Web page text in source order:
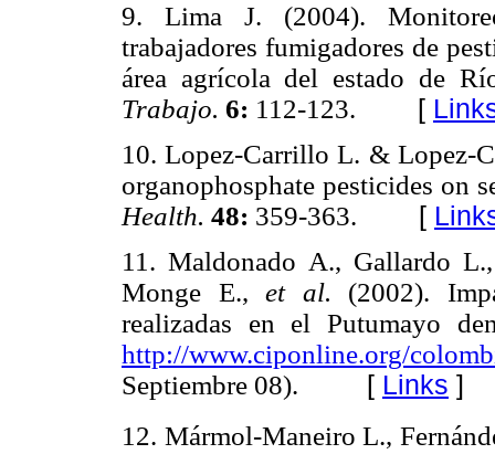
9. Lima J. (2004).
trabajadores fumigadores de
área agrícola del estado de
Trabajo. 6: 112-123. [
10. Lopez-Carrillo L. & Lopez-
organophosphate pesticides on
Health. 48: 359-363. [
11. Maldonado A., Gallardo
Monge E., et al. (2002).
realizadas en el Putumayo
http://www.ciponline.org/
Septiembre 08).
[ Links ]
12. Mármol-Maneiro L.,